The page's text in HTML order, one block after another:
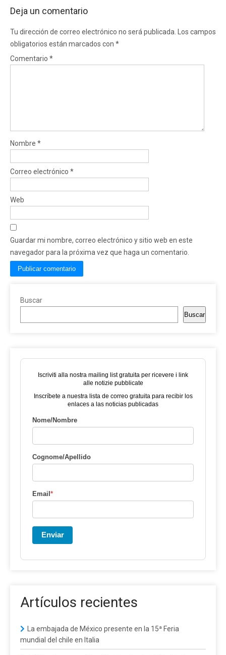
Deja un comentario
Tu dirección de correo electrónico no será publicada.
Los campos
obligatorios están marcados con *
Comentario *
Nombre *
Correo electrónico *
Web
Guardar mi nombre, correo electrónico y sitio web en este
navegador para la próxima vez que haga un comentario.
Buscar
Buscar
Iscriviti alla nostra mailing list gratuita per ricevere i link
alle notizie pubblicate
Inscríbete a nuestra lista de correo gratuita para recibir los
enlaces a las noticias publicadas
Nome/Nombre
Cognome/Apellido
Email *
Enviar
Artículos recientes
La embajada de México presente en la 15ª Feria
mundial del chile en Italia